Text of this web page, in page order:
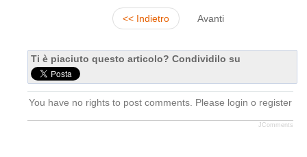
<< Indietro Avanti
Ti è piaciuto questo articolo? Condividilo su
You have no rights to post comments. Please login o register
JComments